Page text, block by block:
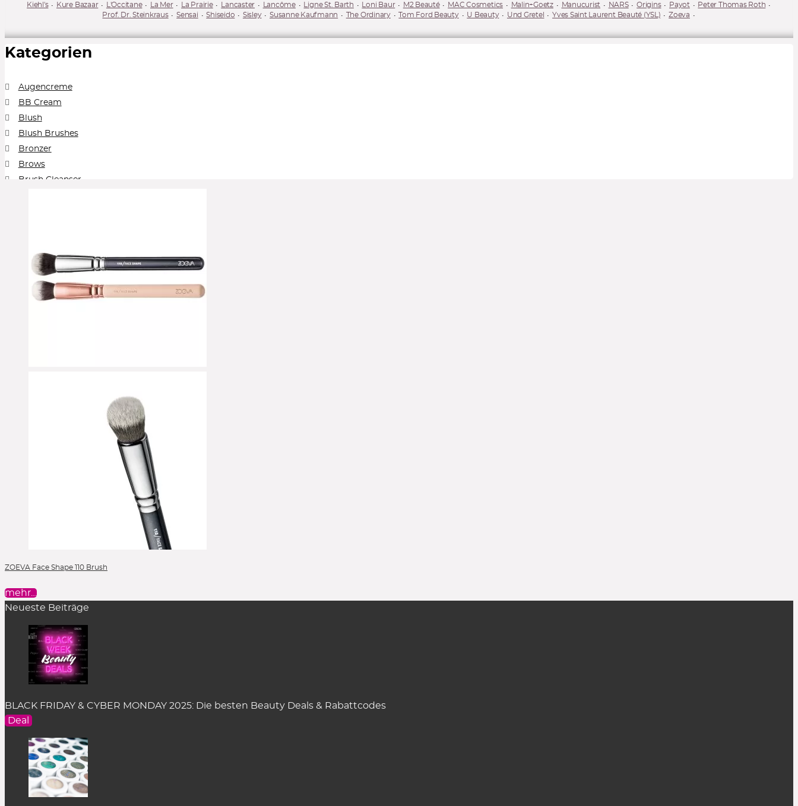
Kiehl's
Kure Bazaar L'Occitane La Mer La Prairie Lancaster Lancôme Ligne St. Barth Loni Baur M2 Beauté MAC Cosmetics Malin+Goetz Manucurist NARS Origins Payot
Peter Thomas Roth
Prof. Dr. Steinkraus
Sensai Shiseido Sisley Susanne Kaufmann The Ordinary Tom Ford Beauty U Beauty Und Gretel Yves Saint Laurent Beauté (YSL) Zoeva
Kategorien
Augencreme
BB Cream
Blush
Blush Brushes
Bronzer
Brows
Brush Cleanser
Cream Blush
Cream Foundation
Cream Shadow
Eye Pencil
Make-up Pinsel
Moisturizer
Peelings
Powder
Powder Blush
Powder Foundation
Reinigung
Selbstbräuner
Serum
Singles & Pigments
Skincare
Sonnenschutz
Stick Foundation
ZOEVA Face Shape 110 Brush
mehr…
Neueste Beiträge
BLACK FRIDAY & CYBER MONDAY 2025: Die besten Beauty Deals & Rabattcodes
Deal